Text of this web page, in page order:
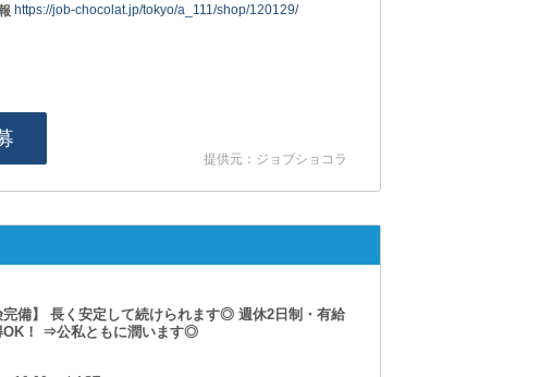
https://job-chocolat.jp/tokyo/a_111/shop/120129/
提供元：ジョブショコラ
完備】 長く安定して続けられます◎ 週休2日制・有給
OK！ ⇒公私ともに潤います◎